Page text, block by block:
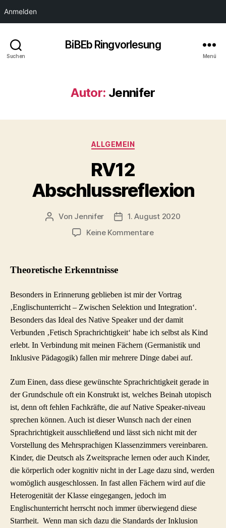
Anmelden
Suchen
BiBEb Ringvorlesung
Menü
Autor: Jennifer
Kategorien
ALLGEMEIN
RV12
Abschlussreflexion
Beitragsautor
Von Jennifer Veröffentlichungsdatum
1. August 2020
Keine Kommentarezu
Theoretische Erkenntnisse
Besonders in Erinnerung geblieben ist mir der Vortrag
‚Englischunterricht – Zwischen Selektion und Integration‘.
Besonders das Ideal des Native Speaker und der damit
Verbunden ‚Fetisch Sprachrichtigkeit‘ habe ich selbst als Kind
erlebt. In Verbindung mit meinen Fächern (Germanistik und
Inklusive Pädagogik) fallen mir mehrere Dinge dabei auf.
Zum Einen, dass diese gewünschte Sprachrichtigkeit gerade in
der Grundschule oft ein Konstrukt ist, welches Beinah utopisch
ist, denn oft fehlen Fachkräfte, die auf Native Speaker-niveau
sprechen können. Auch ist dieser Wunsch nach der einen
Sprachrichtigkeit ausschließend und lässt sich nicht mit der
Vorstellung des Mehrsprachigen Klassenzimmers vereinbaren.
Kinder, die Deutsch als Zweitsprache lernen oder auch Kinder,
die körperlich oder kognitiv nicht in der Lage dazu sind, werden
womöglich ausgeschlossen. In fast allen Fächern wird auf die
Heterogenität der Klasse eingegangen, jedoch im
Englischunterricht herrscht noch immer überwiegend diese
Starrheit. Wenn man sich dazu die Standards der Inklusion